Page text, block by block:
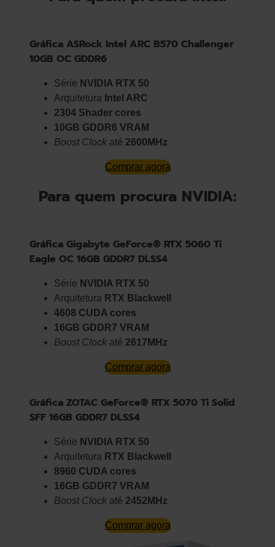
Gráfica ASRock Intel ARC B570 Challenger
10GB OC GDDR6
Série NVIDIA RTX 50
Arquitetura Intel ARC
2304 Shader cores
10GB GDDR6 VRAM
Boost Clock até 2600MHz
Comprar agora
Para quem procura NVIDIA:
Gráfica Gigabyte GeForce® RTX 5060 Ti
Eagle OC 16GB GDDR7 DLSS4
Série NVIDIA RTX 50
Arquitetura RTX Blackwell
4608 CUDA cores
16GB GDDR7 VRAM
Boost Clock até 2617MHz
Comprar agora
Gráfica ZOTAC GeForce® RTX 5070 Ti Solid
SFF 16GB GDDR7 DLSS4
Série NVIDIA RTX 50
Arquitetura RTX Blackwell
8960 CUDA cores
16GB GDDR7 VRAM
Boost Clock até 2452MHz
Comprar agora